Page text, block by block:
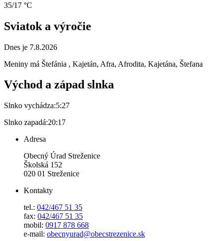
35/17 °C
Sviatok a výročie
Dnes je 7.8.2026
Meniny má Štefánia , Kajetán, Afra, Afrodita, Kajetána, Štefana
Východ a západ slnka
Slnko vychádza:5:27
Slnko zapadá:20:17
Adresa
Obecný Úrad Streženice
Školská 152
020 01 Streženice
Kontakty
tel.: 042/467 51 35
fax: 042/467 51 35
mobil: 0917 878 668
e-mail: obecnyurad@obecstrezenice.sk